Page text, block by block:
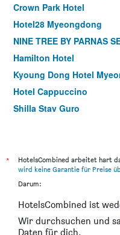
Crown Park Hotel
Hotel28 Myeongdong
NINE TREE BY PARNAS
Hamilton Hotel
Kyoung Dong Hotel
Hotel Cappuccino
Shilla Stay Guro
Dormy Inn Express
ibis Styles Ambassador
Hotel Tradiup by the
Hotel Skypark Central
*
HotelsCombined arbeitet hart
wird keine Garantie für Preise
Darum:
HotelsCombined ist
Wir durchsuchen und
Daten für dich.